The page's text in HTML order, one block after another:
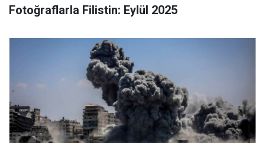
Fotoğraflarla Filistin: Eylül 2025